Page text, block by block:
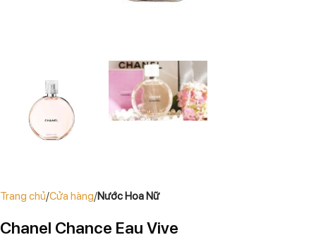
Trang chủ Cửa hàng Nước Hoa Nữ
Chanel Chance Eau Vive